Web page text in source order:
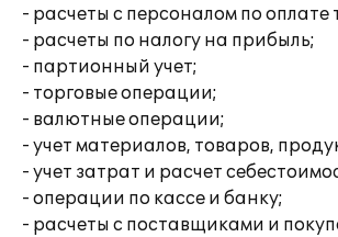
- расчеты с персоналом по оплате
- расчеты по налогу на прибыль;
- партионный учет;
- торговые операции;
- валютные операции;
- учет материалов, товаров,
- учет затрат и расчет
- операции по кассе и банку;
- расчеты с поставщиками и